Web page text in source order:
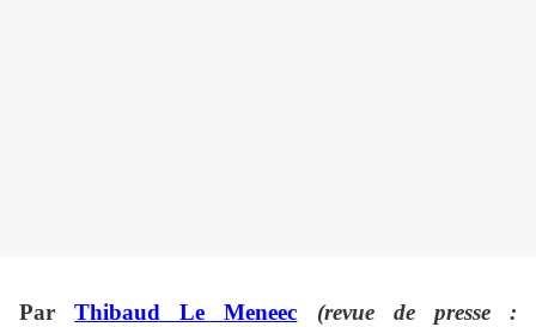
ParThibaud Le Meneec
(revue de presse :